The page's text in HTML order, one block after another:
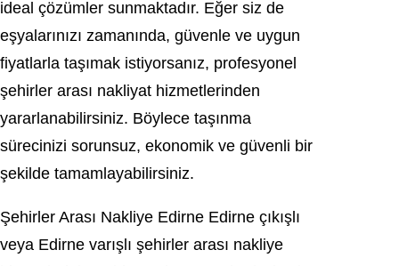
ideal çözümler sunmaktadır. Eğer siz de
eşyalarınızı zamanında, güvenle ve uygun
fiyatlarla taşımak istiyorsanız, profesyonel
şehirler arası nakliyat hizmetlerinden
yararlanabilirsiniz. Böylece taşınma
sürecinizi sorunsuz, ekonomik ve güvenli bir
şekilde tamamlayabilirsiniz.
Şehirler Arası Nakliye Edirne Edirne çıkışlı
veya Edirne varışlı şehirler arası nakliye